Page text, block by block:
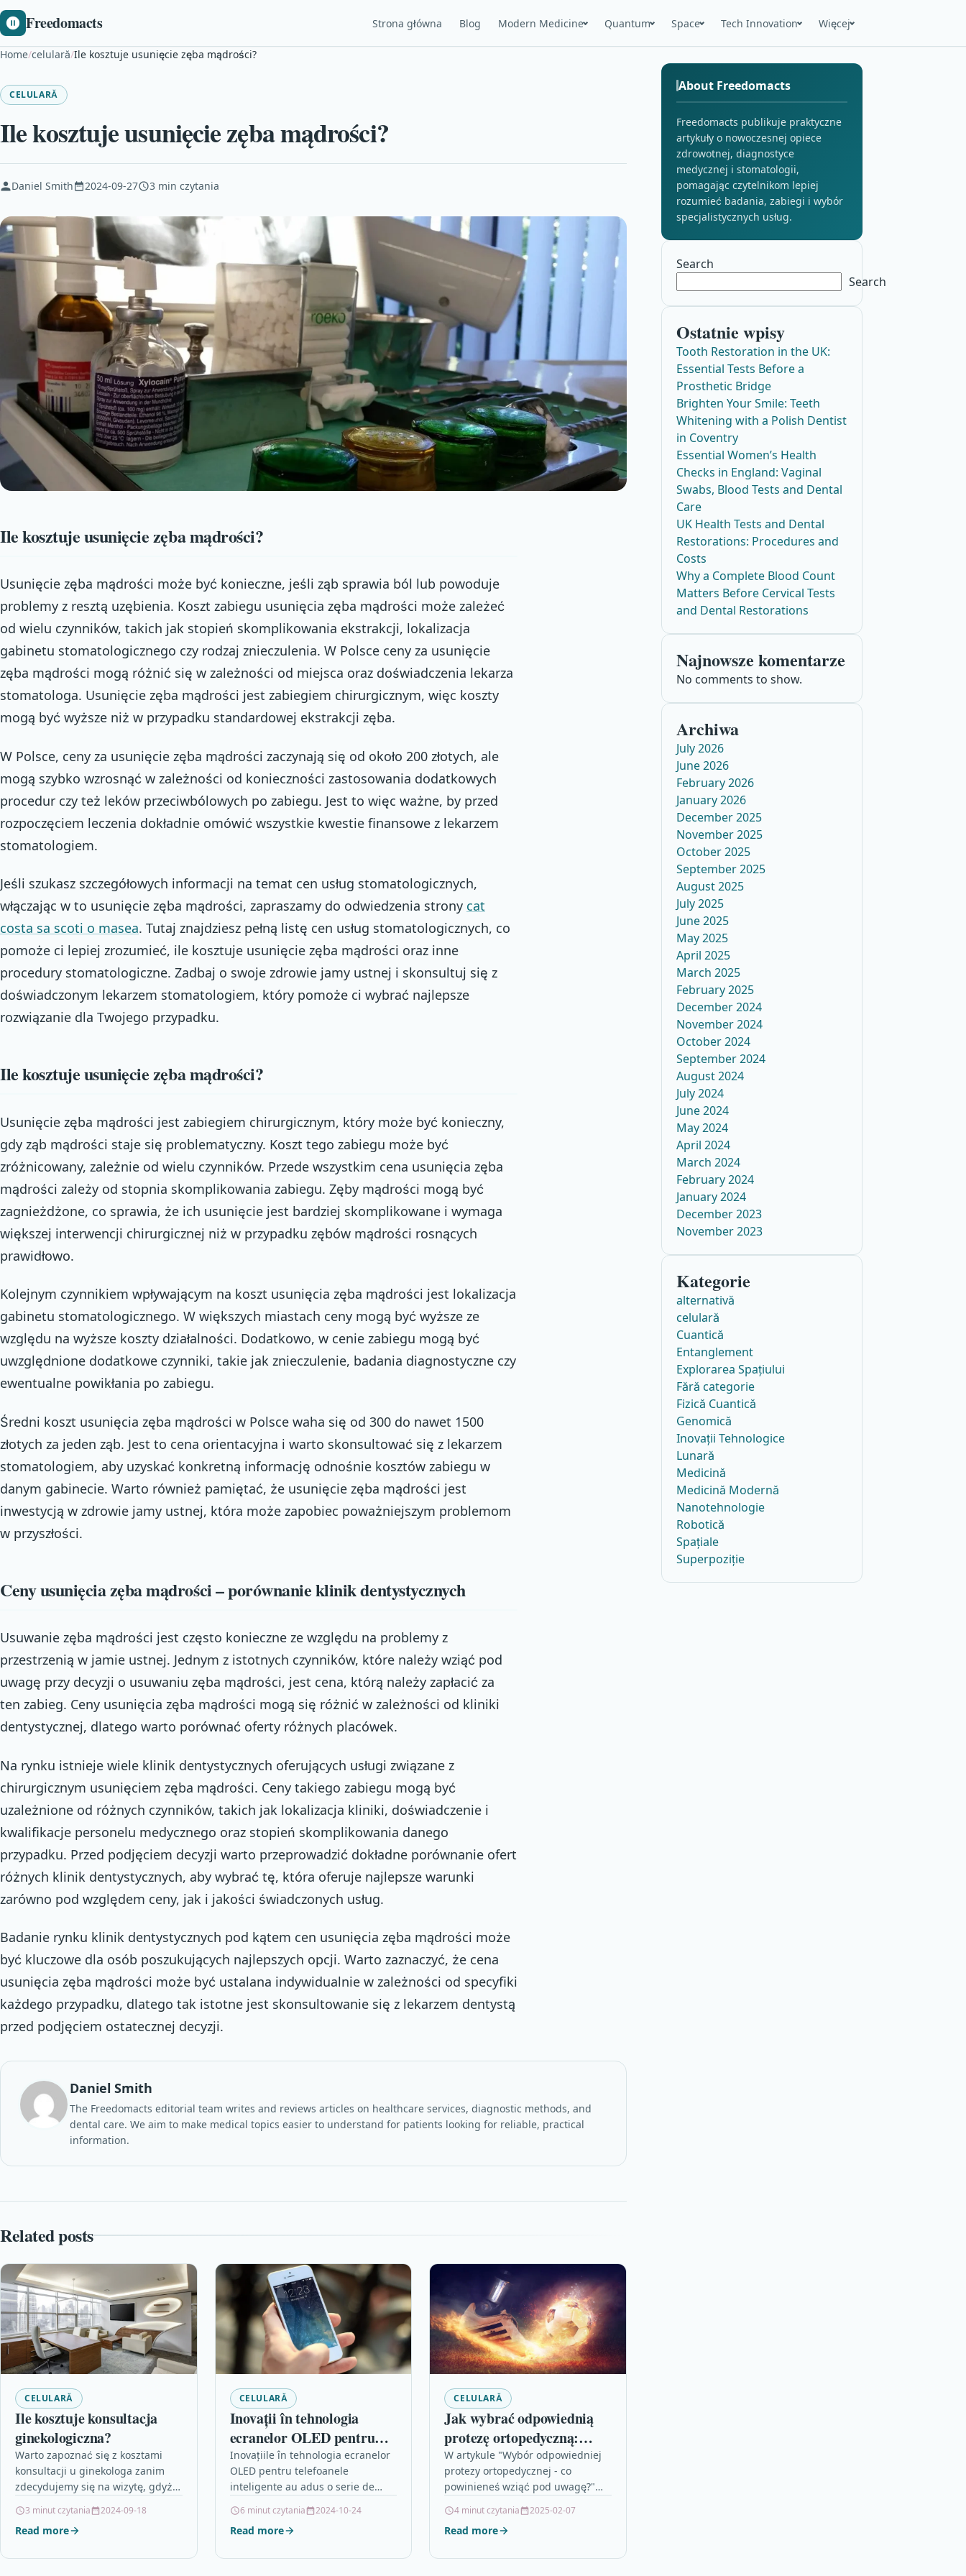
Freedomacts Strona główna Blog Modern Medicine Quantum Space Tech Innovation Więcej
Home/celulară/Ile kosztuje usunięcie zęba mądrości?
CELULARĂ
Ile kosztuje usunięcie zęba mądrości?
Daniel Smith 2024-09-27 3 min czytania
Ile kosztuje usunięcie zęba mądrości?
Usunięcie zęba mądrości może być konieczne, jeśli ząb sprawia ból lub powoduje
problemy z resztą uzębienia. Koszt zabiegu usunięcia zęba mądrości może zależeć
od wielu czynników, takich jak stopień skomplikowania ekstrakcji, lokalizacja
gabinetu stomatologicznego czy rodzaj znieczulenia. W Polsce ceny za usunięcie
zęba mądrości mogą różnić się w zależności od miejsca oraz doświadczenia lekarza
stomatologa. Usunięcie zęba mądrości jest zabiegiem chirurgicznym, więc koszty
mogą być wyższe niż w przypadku standardowej ekstrakcji zęba.
W Polsce, ceny za usunięcie zęba mądrości zaczynają się od około 200 złotych, ale
mogą szybko wzrosnąć w zależności od konieczności zastosowania dodatkowych
procedur czy też leków przeciwbólowych po zabiegu. Jest to więc ważne, by przed
rozpoczęciem leczenia dokładnie omówić wszystkie kwestie finansowe z lekarzem
stomatologiem.
Jeśli szukasz szczegółowych informacji na temat cen usług stomatologicznych,
włączając w to usunięcie zęba mądrości, zapraszamy do odwiedzenia strony cat
costa sa scoti o masea. Tutaj znajdziesz pełną listę cen usług stomatologicznych, co
pomoże ci lepiej zrozumieć, ile kosztuje usunięcie zęba mądrości oraz inne
procedury stomatologiczne. Zadbaj o swoje zdrowie jamy ustnej i skonsultuj się z
doświadczonym lekarzem stomatologiem, który pomoże ci wybrać najlepsze
rozwiązanie dla Twojego przypadku.
Ile kosztuje usunięcie zęba mądrości?
Usunięcie zęba mądrości jest zabiegiem chirurgicznym, który może być konieczny,
gdy ząb mądrości staje się problematyczny. Koszt tego zabiegu może być
zróżnicowany, zależnie od wielu czynników. Przede wszystkim cena usunięcia zęba
mądrości zależy od stopnia skomplikowania zabiegu. Zęby mądrości mogą być
zagnieżdżone, co sprawia, że ich usunięcie jest bardziej skomplikowane i wymaga
większej interwencji chirurgicznej niż w przypadku zębów mądrości rosnących
prawidłowo.
Kolejnym czynnikiem wpływającym na koszt usunięcia zęba mądrości jest lokalizacja
gabinetu stomatologicznego. W większych miastach ceny mogą być wyższe ze
względu na wyższe koszty działalności. Dodatkowo, w cenie zabiegu mogą być
uwzględnione dodatkowe czynniki, takie jak znieczulenie, badania diagnostyczne czy
ewentualne powikłania po zabiegu.
Średni koszt usunięcia zęba mądrości w Polsce waha się od 300 do nawet 1500
złotych za jeden ząb. Jest to cena orientacyjna i warto skonsultować się z lekarzem
stomatologiem, aby uzyskać konkretną informację odnośnie kosztów zabiegu w
danym gabinecie. Warto również pamiętać, że usunięcie zęba mądrości jest
inwestycją w zdrowie jamy ustnej, która może zapobiec poważniejszym problemom
w przyszłości.
Ceny usunięcia zęba mądrości – porównanie klinik dentystycznych
Usuwanie zęba mądrości jest często konieczne ze względu na problemy z
przestrzenią w jamie ustnej. Jednym z istotnych czynników, które należy wziąć pod
uwagę przy decyzji o usuwaniu zęba mądrości, jest cena, którą należy zapłacić za
ten zabieg. Ceny usunięcia zęba mądrości mogą się różnić w zależności od kliniki
dentystycznej, dlatego warto porównać oferty różnych placówek.
Na rynku istnieje wiele klinik dentystycznych oferujących usługi związane z
chirurgicznym usunięciem zęba mądrości. Ceny takiego zabiegu mogą być
uzależnione od różnych czynników, takich jak lokalizacja kliniki, doświadczenie i
kwalifikacje personelu medycznego oraz stopień skomplikowania danego
przypadku. Przed podjęciem decyzji warto przeprowadzić dokładne porównanie ofert
różnych klinik dentystycznych, aby wybrać tę, która oferuje najlepsze warunki
zarówno pod względem ceny, jak i jakości świadczonych usług.
Badanie rynku klinik dentystycznych pod kątem cen usunięcia zęba mądrości może
być kluczowe dla osób poszukujących najlepszych opcji. Warto zaznaczyć, że cena
usunięcia zęba mądrości może być ustalana indywidualnie w zależności od specyfiki
każdego przypadku, dlatego tak istotne jest skonsultowanie się z lekarzem dentystą
przed podjęciem ostatecznej decyzji.
Daniel Smith
The Freedomacts editorial team writes and reviews articles on healthcare services, diagnostic methods, and
dental care. We aim to make medical topics easier to understand for patients looking for reliable, practical
information.
Related posts
CELULARĂ
Ile kosztuje konsultacja
ginekologiczna?
Warto zapoznać się z kosztami
konsultacji u ginekologa zanim
zdecydujemy się na wizytę, gdyż
zależności od wielu czynników,…
3 minut czytania 2024-09-18
Read more
CELULARĂ
Inovații în tehnologia
ecranelor OLED pentru
telefoanele inteligente
Inovațiile în tehnologia ecranelor
OLED pentru telefoanele
inteligente au adus o serie de
smartphone-urilor. Comparativ cu
tehnologia LCD, ecranele OLED…
6 minut czytania 2024-10-24
Read more
CELULARĂ
Jak wybrać odpowiednią
protezę ortopedyczną:
Poradnik dla pacjentów
W artykule "Wybór odpowiedniej
protezy ortopedycznej - co
powinieneś wziąć pod uwagę?"
związane z doborem protezy
ortopedycznej, które mogą
4 minut czytania 2025-02-07
Read more
About Freedomacts
Freedomacts publikuje praktyczne
artykuły o nowoczesnej opiece
zdrowotnej, diagnostyce
medycznej i stomatologii,
pomagając czytelnikom lepiej
rozumieć badania, zabiegi i wybór
specjalistycznych usług.
Search
Search
Ostatnie wpisy
Tooth Restoration in the UK:
Essential Tests Before a
Prosthetic Bridge
Brighten Your Smile: Teeth
Whitening with a Polish Dentist
in Coventry
Essential Women’s Health
Checks in England: Vaginal
Swabs, Blood Tests and Dental
Care
UK Health Tests and Dental
Restorations: Procedures and
Costs
Why a Complete Blood Count
Matters Before Cervical Tests
and Dental Restorations
Najnowsze komentarze
No comments to show.
Archiwa
July 2026
June 2026
February 2026
January 2026
December 2025
November 2025
October 2025
September 2025
August 2025
July 2025
June 2025
May 2025
April 2025
March 2025
February 2025
December 2024
November 2024
October 2024
September 2024
August 2024
July 2024
June 2024
May 2024
April 2024
March 2024
February 2024
January 2024
December 2023
November 2023
Kategorie
alternativă
celulară
Cuantică
Entanglement
Explorarea Spațiului
Fără categorie
Fizică Cuantică
Genomică
Inovații Tehnologice
Lunară
Medicină
Medicină Modernă
Nanotehnologie
Robotică
Spațiale
Superpoziție